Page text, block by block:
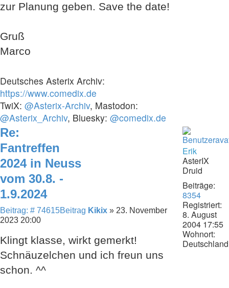
zur Planung geben. Save the date!
Gruß
Marco
Deutsches Asterix Archiv:
https://www.comedix.de
TwiX: @Asterix-Archiv, Mastodon:
@Asterix_Archiv, Bluesky: @comedix.de
Re:
Fantreffen
2024 in Neuss
vom 30.8. -
1.9.2024
Beitrag: # 74615Beitrag Kikix » 23. November
2023 20:00
Klingt klasse, wirkt gemerkt!
Schnäuzelchen und ich freun uns
schon. ^^
Erik
AsterIX
Druid
Beiträge:
8354
Registriert:
8. August
2004 17:55
Wohnort:
Deutschland